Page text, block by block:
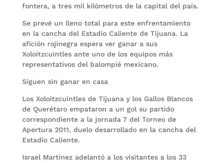
fontera, a tres mil kilómetros de la capital del país.
Se prevé un lleno total para este enfrentamiento
en la cancha del Estadio Caliente de Tijuana. La
afición rojinegra espera ver ganar a sus
Xoloitzcuintles ante uno de los equipos más
representativos del balompié mexicano.
Siguen sin ganar en casa
Los Xoloitzcuintles de Tijuana y los Gallos Blancos
de Querétaro empataron a un gol su partido
correspondiente a la jornada 7 del Torneo de
Apertura 2011, duelo desarrollado en la cancha del
Estadio Caliente.
Israel Martínez adelantó a los visitantes a los 33